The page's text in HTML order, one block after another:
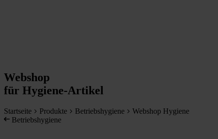
Webshop
für Hygiene-Artikel
Startseite Produkte Betriebshygiene
Webshop Hygiene
Betriebshygiene